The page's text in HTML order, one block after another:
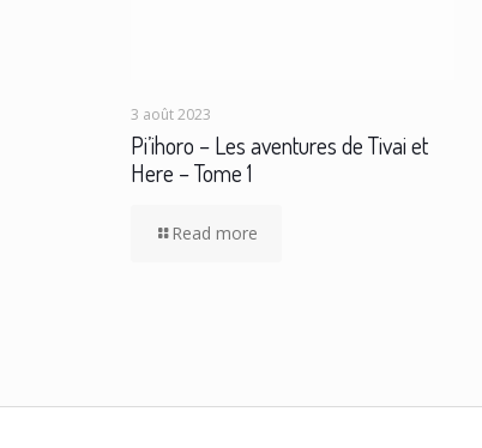
3 août 2023
Pi’ihoro – Les aventures de Tivai et
Here – Tome 1
Read more